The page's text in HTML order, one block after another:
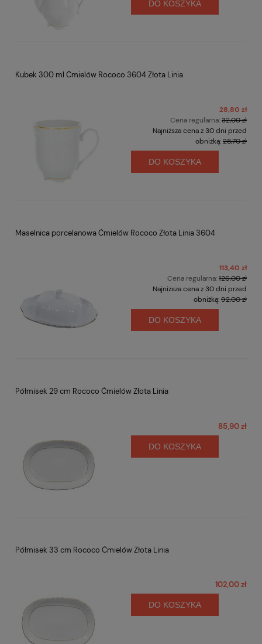
DO KOSZYKA
Kubek 300 ml Ćmielów Rococo 3604 Złota Linia
28,80 zł
Cena regularna:32,00 zł
Najniższa cena z 30 dni przed
obniżką:28,70 zł
DO KOSZYKA
Maselnica porcelanowa Ćmielów Rococo Złota Linia 3604
113,40 zł
Cena regularna:126,00 zł
Najniższa cena z 30 dni przed
obniżką:92,00 zł
DO KOSZYKA
Półmisek 29 cm Rococo Ćmielów Złota Linia
85,90 zł
DO KOSZYKA
Półmisek 33 cm Rococo Ćmielów Złota Linia
102,00 zł
DO KOSZYKA